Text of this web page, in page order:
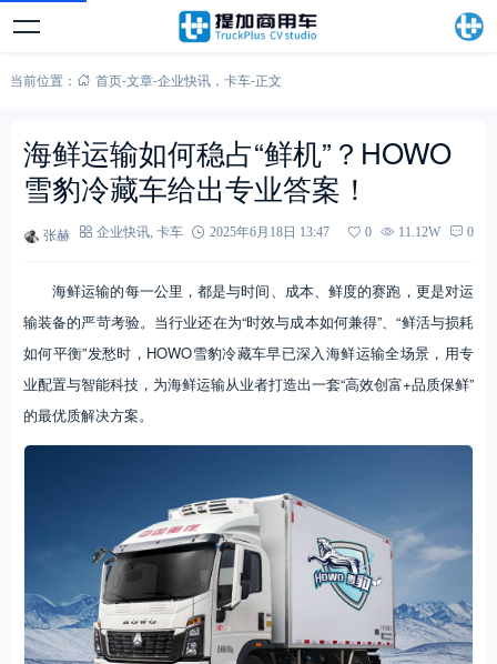
当前位置： 首页-文章-企业快讯， 卡车-正文
海鲜运输如何稳占“鲜机”？HOWO
雪豹冷藏车给出专业答案！
张赫 企业快讯, 卡车 2025年6月18日 13:47 0 11.12W 0
海鲜运输的每一公里，都是与时间、成本、鲜度的赛跑，更是对运
输装备的严苛考验。当行业还在为“时效与成本如何兼得”、“鲜活与损耗
如何平衡”发愁时，HOWO雪豹冷藏车早已深入海鲜运输全场景，用专
业配置与智能科技，为海鲜运输从业者打造出一套“高效创富+品质保鲜”
的最优质解决方案。